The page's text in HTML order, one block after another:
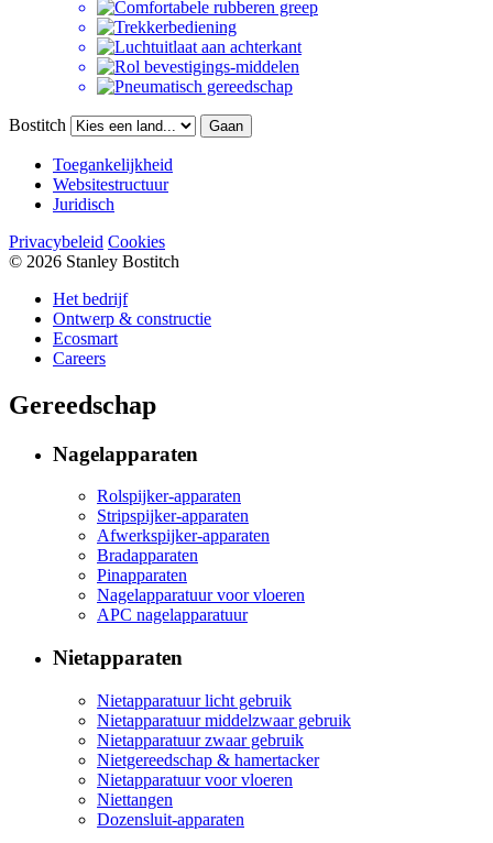
Bostitch Gaan
Toegankelijkheid
Websitestructuur
Juridisch
Privacybeleid Cookies
© 2026 Stanley Bostitch
Het bedrijf
Ontwerp & constructie
Ecosmart
Careers
Gereedschap
Nagelapparaten
Rolspijker-apparaten
Stripspijker-apparaten
Afwerkspijker-apparaten
Bradapparaten
Pinapparaten
Nagelapparatuur voor vloeren
APC nagelapparatuur
Nietapparaten
Nietapparatuur licht gebruik
Nietapparatuur middelzwaar gebruik
Nietapparatuur zwaar gebruik
Nietgereedschap & hamertacker
Nietapparatuur voor vloeren
Niettangen
Dozensluit-apparaten